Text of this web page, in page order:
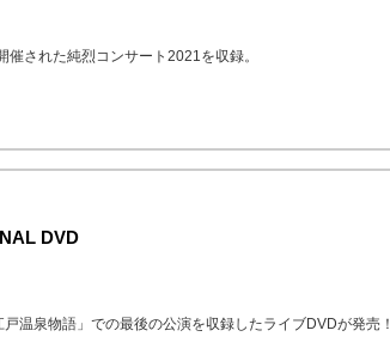
された純烈コンサート2021を収録。
DVD
温泉物語」での最後の公演を収録したライブDVDが発売！